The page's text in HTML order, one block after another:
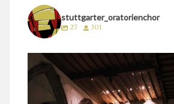
stuttgarter_oratorienchor
27 301
stuttgarter_oratorienchor
März 24